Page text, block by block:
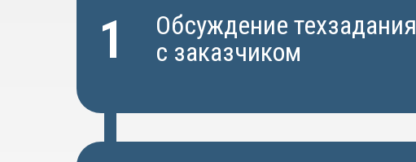
Обсуждение техзадания
с заказчиком
1